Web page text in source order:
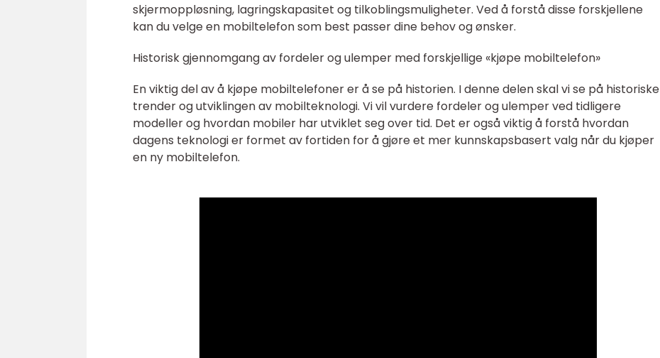
skjermoppløsning, lagringskapasitet og tilkoblingsmuligheter. Ved å forstå disse forskjellene
kan du velge en mobiltelefon som best passer dine behov og ønsker.
Historisk gjennomgang av fordeler og ulemper med forskjellige «kjøpe mobiltelefon»
En viktig del av å kjøpe mobiltelefoner er å se på historien. I denne delen skal vi se på historiske
trender og utviklingen av mobilteknologi. Vi vil vurdere fordeler og ulemper ved tidligere
modeller og hvordan mobiler har utviklet seg over tid. Det er også viktig å forstå hvordan
dagens teknologi er formet av fortiden for å gjøre et mer kunnskapsbasert valg når du kjøper
en ny mobiltelefon.